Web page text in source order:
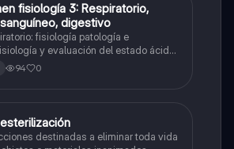
fisiología 3: Respiratorio,
digestivo
fisiología patología e
y evaluación del estado ácido
renal: fisiología y patología -
básico y anemia - fisiología
94 0
destinadas a eliminar toda vida